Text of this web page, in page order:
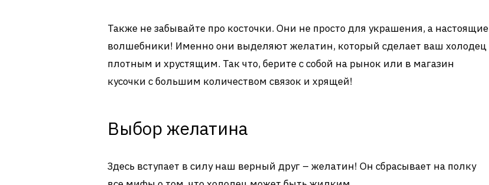
Также не забывайте про косточки. Они не просто для украшения, а настоящие
волшебники! Именно они выделяют желатин, который сделает ваш холодец
плотным и хрустящим. Так что, берите с собой на рынок или в магазин
кусочки с большим количеством связок и хрящей!
Выбор желатина
Здесь вступает в силу наш верный друг – желатин! Он сбрасывает на полку